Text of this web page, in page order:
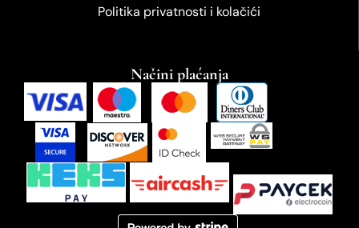
Politika privatnosti i kolačići
Načini plaćanja